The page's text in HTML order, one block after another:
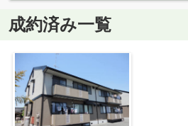
成約済み一覧